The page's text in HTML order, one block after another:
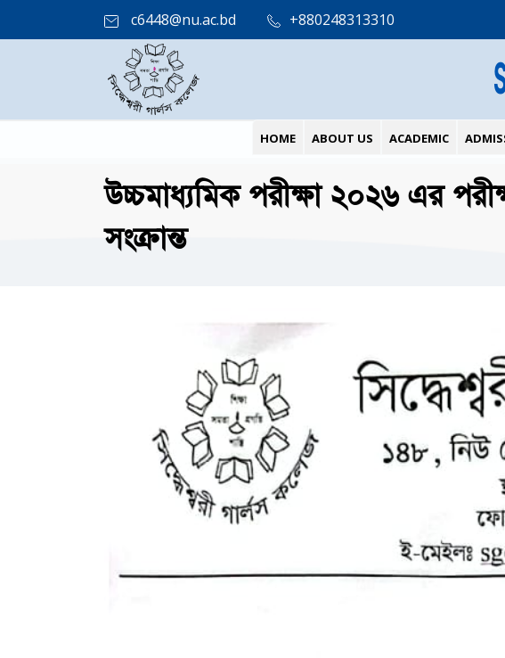
c6448@nu.ac.bd +880248313310
HOME ABOUT US ACADEMIC
উচ্চমাধ্যমিক পরীক্ষা ২০২৬ এর
সংক্রান্ত